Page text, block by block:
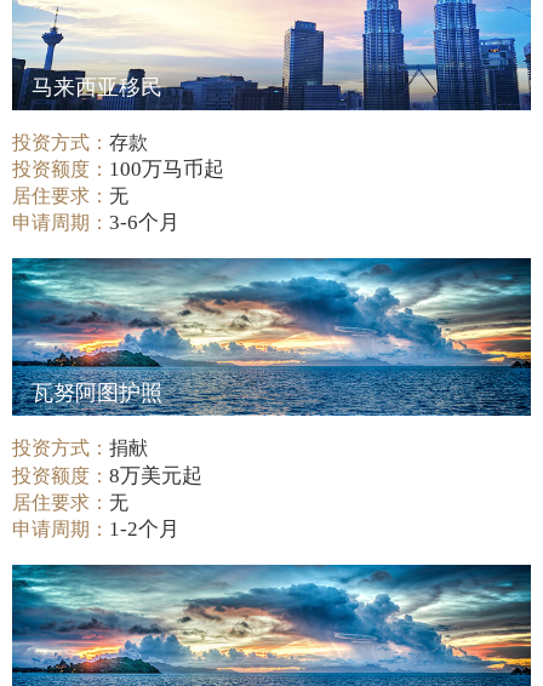
马来西亚移民
投资方式：存款
投资额度： 100万马币起
居住要求：无
申请周期：3-6个月
瓦努阿图护照
投资方式：捐献
投资额度：8万美元起
居住要求：无
申请周期： 1-2个月